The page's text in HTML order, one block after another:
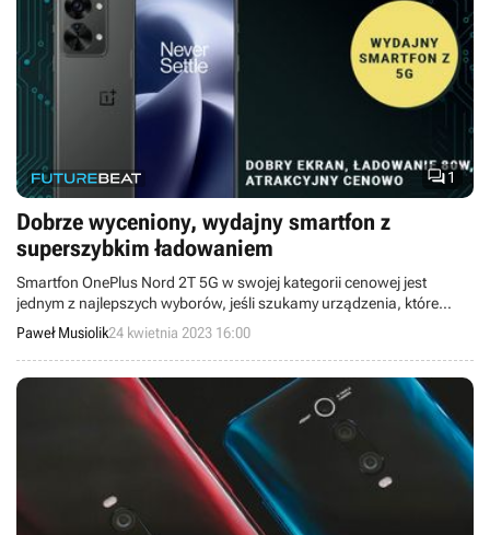
1
Dobrze wyceniony, wydajny smartfon z
superszybkim ładowaniem
Smartfon OnePlus Nord 2T 5G w swojej kategorii cenowej jest
jednym z najlepszych wyborów, jeśli szukamy urządzenia, które
zapewni nam odpowiednią wydajność, dobrą jakość zdjęć i szybkie
ładowanie.
Paweł Musiolik24 kwietnia 2023 16:00